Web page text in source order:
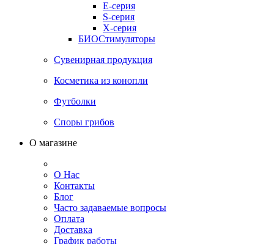
E-серия
S-серия
X-серия
БИОСтимуляторы
Сувенирная продукция
Косметика из конопли
Футболки
Споры грибов
О магазине
О Нас
Контакты
Блог
Часто задаваемые вопросы
Оплата
Доставка
График работы